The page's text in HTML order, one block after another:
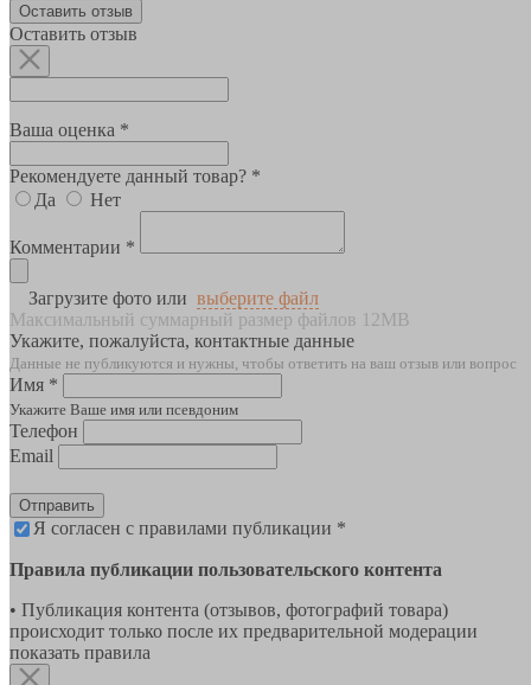
Оставить отзыв
Оставить отзыв
Ваша оценка *
Рекомендуете данный товар? *
Да
Нет
Комментарии *
Загрузите фото или выберите файл
Максимальный суммарный размер файлов 12MB
Укажите, пожалуйста, контактные данные
Данные не публикуются и нужны, чтобы ответить на ваш отзыв или вопрос
Имя *
Укажите Ваше имя или псевдоним
Телефон
Email
Отправить
Я согласен с правилами публикации *
Правила публикации пользовательского контента
• Публикация контента (отзывов, фотографий товара)
происходит только после их предварительной модерации
показать правила